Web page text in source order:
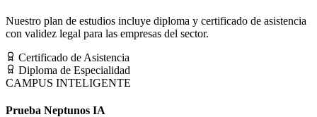
Nuestro plan de estudios incluye diploma y certificado de asistencia
con validez legal para las empresas del sector.
Certificado de Asistencia
Diploma de Especialidad
CAMPUS INTELIGENTE
Prueba Neptunos IA